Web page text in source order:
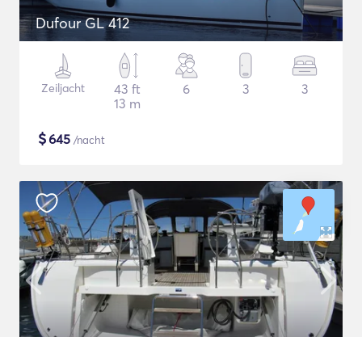
Dufour GL 412
Zeiljacht
43 ft
13 m
6 3 3
$645 /nacht